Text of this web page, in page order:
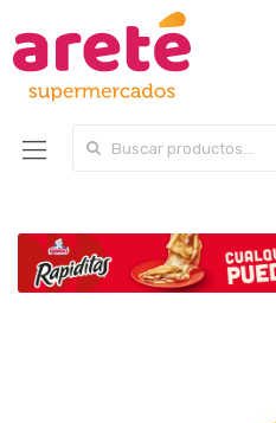
Search for: